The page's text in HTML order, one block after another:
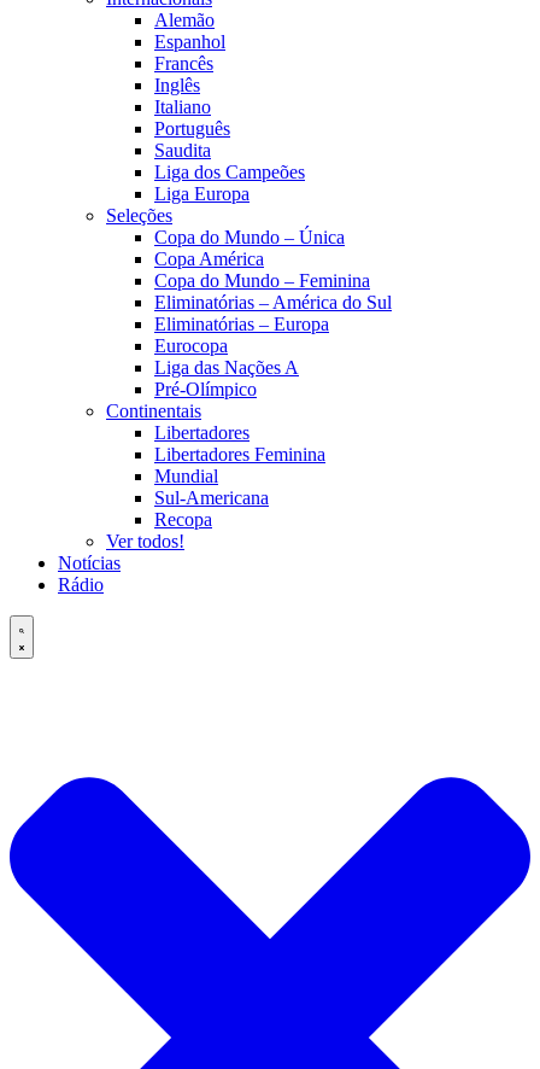
Alemão
Espanhol
Francês
Inglês
Italiano
Português
Saudita
Liga dos Campeões
Liga Europa
Seleções
Copa do Mundo – Única
Copa América
Copa do Mundo – Feminina
Eliminatórias – América do Sul
Eliminatórias – Europa
Eurocopa
Liga das Nações A
Pré-Olímpico
Continentais
Libertadores
Libertadores Feminina
Mundial
Sul-Americana
Recopa
Ver todos!
Notícias
Rádio